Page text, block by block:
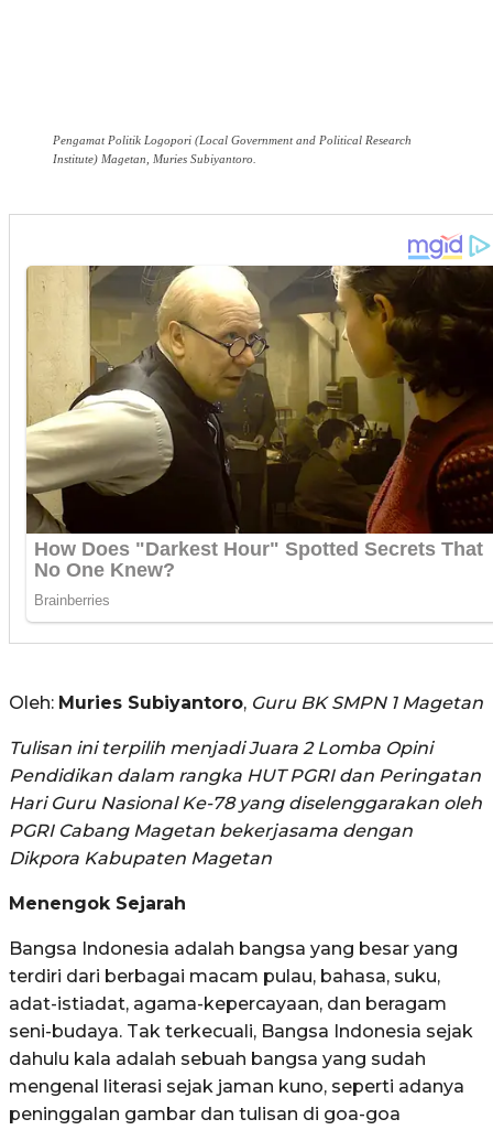
Pengamat Politik Logopori (Local Government and Political Research
Institute) Magetan, Muries Subiyantoro.
Oleh: Muries Subiyantoro, Guru BK SMPN 1 Magetan
Tulisan ini terpilih menjadi Juara 2 Lomba Opini
Pendidikan dalam rangka HUT PGRI dan Peringatan
Hari Guru Nasional Ke-78 yang diselenggarakan oleh
PGRI Cabang Magetan bekerjasama dengan
Dikpora Kabupaten Magetan
Menengok Sejarah
Bangsa Indonesia adalah bangsa yang besar yang
terdiri dari berbagai macam pulau, bahasa, suku,
adat-istiadat, agama-kepercayaan, dan beragam
seni-budaya. Tak terkecuali, Bangsa Indonesia sejak
dahulu kala adalah sebuah bangsa yang sudah
mengenal literasi sejak jaman kuno, seperti adanya
peninggalan gambar dan tulisan di goa-goa